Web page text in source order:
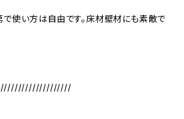
で使い方は自由です。床材壁材にも素敵で